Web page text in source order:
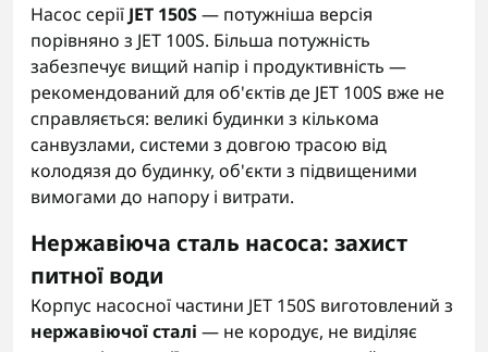
Насос серії JET 150S— потужніша версія
порівняно з JET 100S. Більша потужність
забезпечує вищий напір і продуктивність —
рекомендований для об'єктів де JET 100S вже не
справляється: великі будинки з кількома
санвузлами, системи з довгою трасою від
колодязя до будинку, об'єкти з підвищеними
вимогами до напору і витрати.
Нержавіюча сталь насоса: захист
питної води
Корпус насосної частини JET 150S виготовлений з
нержавіючої сталі — не кородує, не виділяє